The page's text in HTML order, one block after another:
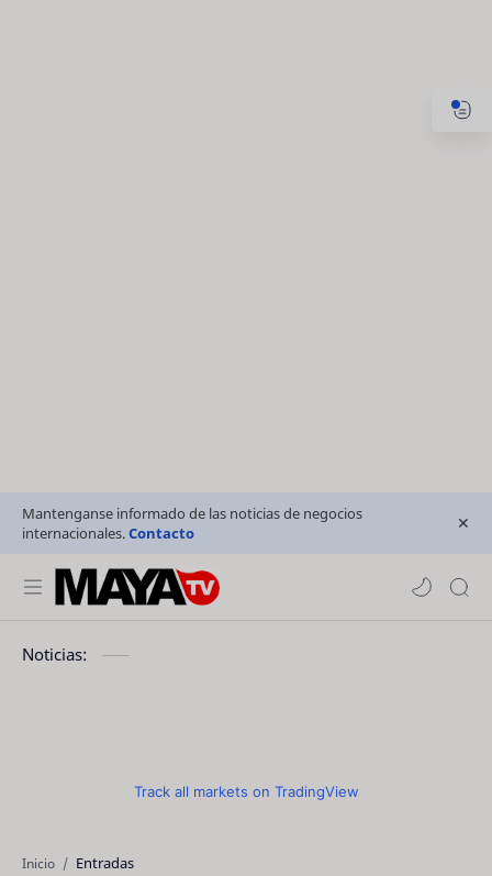
Mantenganse informado de las noticias de negocios
internacionales.Contacto
Noticias:
Track all markets on TradingView
Inicio Entradas